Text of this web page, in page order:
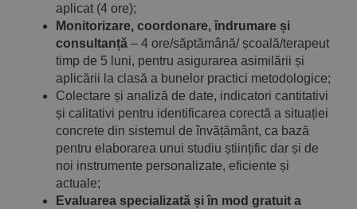
aplicat (4 ore);
Monitorizare, coordonare, îndrumare și
consultanță – 4 ore/săptămână/ școală/terapeut
timp de 5 luni, pentru asigurarea asimilării și
aplicării la clasă a bunelor practici metodologice;
Colectare și analiză de date, indicatori cantitativi
și calitativi pentru identificarea corectă a situației
concrete din sistemul de învățământ, ca bază
pentru elaborarea unui studiu științific dar și de
noi instrumente personalizate, eficiente și
actuale;
Evaluarea specializată și în mod gratuit a